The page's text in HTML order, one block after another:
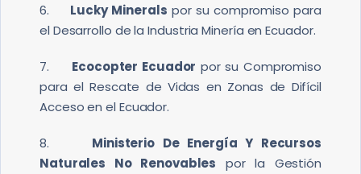
6. Lucky Minerals por su compromiso para
el Desarrollo de la Industria Minería en Ecuador.
7. Ecocopter Ecuador por su Compromiso
para el Rescate de Vidas en Zonas de Difícil
Acceso en el Ecuador.
8. Ministerio De Energía Y Recursos
Naturales No Renovables por la Gestión